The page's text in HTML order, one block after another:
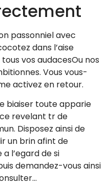
passonniel avec
dans l’aise
vos audacesOu nos
Vous vous-
activez en retour.
biaiser toute apparie
revelant tr de
Disposez ainsi de
un brin afint de
l’egard de si
demandez-vous ainsi